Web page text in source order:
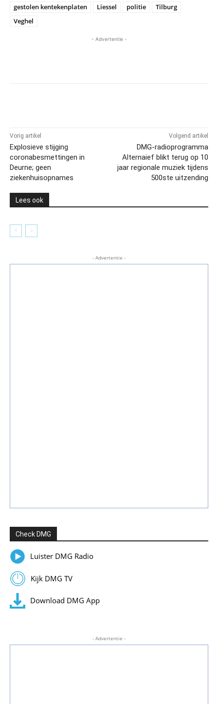
gestolen kentekenplaten
Liessel politie
Tilburg
Veghel
- Advertentie -
Vorig artikel
Explosieve stijging
coronabesmettingen in
Deurne; geen
ziekenhuisopnames
Volgend artikel
DMG-radioprogramma
Alternaief blikt terug op 10
jaar regionale muziek tijdens
500ste uitzending
Lees ook
- Advertentie -
Check DMG
Luister DMG Radio
Kijk DMG TV
Download DMG App
- Advertentie -